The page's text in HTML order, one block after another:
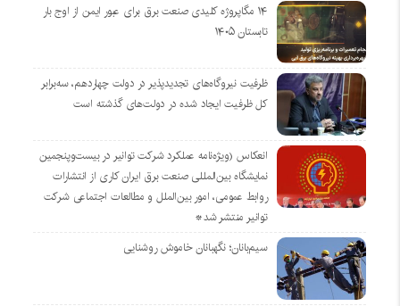
۱۴ مگاپروژه‌ کلیدی صنعت برق برای عبور ایمن از اوج بار
تابستان ۱۴۰۵
ظرفیت نیروگاه‌های تجدیدپذیر در دولت چهاردهم، سه‌برابر
کل ظرفیت ایجاد شده در دولت‌های گذشته است
انعکاس (ویژه‌نامه عملکرد شرکت توانیر در بیست‌وپنجمین
نمایشگاه بین‌المللی صنعت برق ایران کاری از انتشارات
روابط عمومی، امور بین‌الملل و مطالعات اجتماعی شرکت
توانیر منتشر شد*
سیم‌بانان؛ نگهبانان خاموش روشنایی